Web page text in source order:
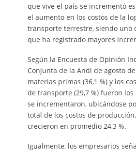
que vive el país se incrementó
el aumento en los costos de la
transporte terrestre, siendo uno
que ha registrado mayores
Según la Encuesta de Opinión
Conjunta de la Andi de agosto
materias primas (36,1 %) y los
de transporte (29,7 %) fueron
se incrementaron, ubicándose
total de los costos de
crecieron en promedio 24,3 %.
Igualmente, los empresarios